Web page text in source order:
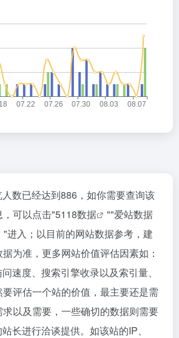
数已经达到886，如你需要查询该
可以点击"5118数据 ""爱站数据
"进入；以目前的网站数据参考，建
为准，更多网站价值评估因素如：
速度、搜索引擎收录以及索引量、
评估一个站的价值，最主要还是需
以及需要，一些确切的数据则需要
长进行洽谈提供。如该站的IP、